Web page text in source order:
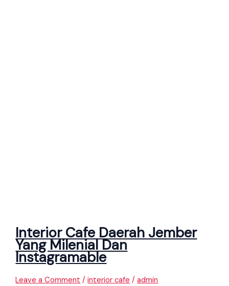
Interior Cafe Daerah Jember
Yang Milenial Dan
Instagramable
Leave a Comment /interior cafe /admin